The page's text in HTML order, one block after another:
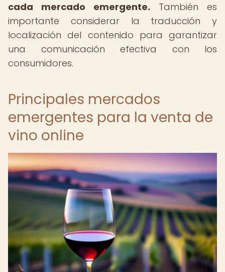
cada mercado emergente. También es
importante considerar la traducción y
localización del contenido para garantizar
una comunicación efectiva con los
consumidores.
Principales mercados
emergentes para la venta de
vino online